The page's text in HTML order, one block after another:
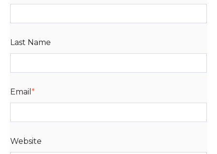
Last Name
Email *
Website